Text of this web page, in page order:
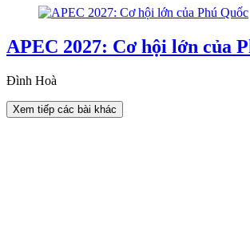
APEC 2027: Cơ hội lớn của
Đình Hoà
Xem tiếp các bài khác